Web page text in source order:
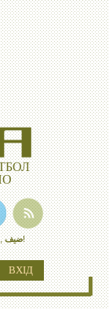
,ضيف!
ВХІД